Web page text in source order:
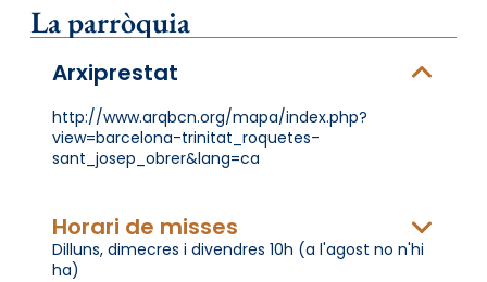
La parròquia
Arxiprestat
http://www.arqbcn.org/mapa/index.php?
view=barcelona-trinitat_roquetes-
sant_josep_obrer&lang=ca
Horari de misses
Dilluns, dimecres i divendres 10h (a l'agost no n'hi
ha)